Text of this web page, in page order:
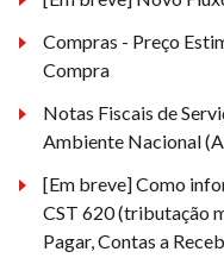
Compras - Preço
Compra
Notas Fiscais de
Ambiente Nacional
[Em breve] Como
CST 620 (tributação
Pagar, Contas a